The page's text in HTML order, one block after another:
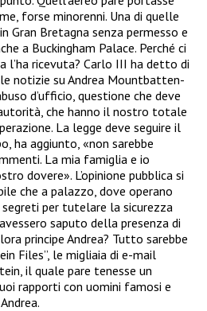
forse minorenni. Una di quelle
Gran Bretagna senza permesso e
a Buckingham Palace. Perché ci
l’ha ricevuta? Carlo III ha detto di
notizie su Andrea Mountbatten-
d’ufficio, questione che deve
che hanno il nostro totale
La legge deve seguire il
ha aggiunto, «non sarebbe
La mia famiglia e io
dovere». L’opinione pubblica si
che a palazzo, dove operano
per tutelare la sicurezza
saputo della presenza di
principe Andrea? Tutto sarebbe
Files”, le migliaia di e-mail
il quale pare tenesse un
rapporti con uomini famosi e